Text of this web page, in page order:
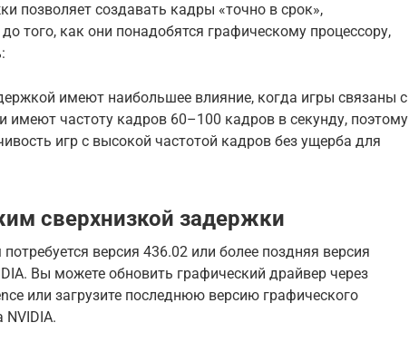
позволяет создавать кадры «точно в срок»,
того, как они понадобятся графическому процессору,
имеют наибольшее влияние, когда игры связаны с
имеют частоту кадров 60–100 кадров в секунду, поэтому
игр с высокой частотой кадров без ущерба для
сверхнизкой задержки
версия 436.02 или более поздняя версия
Вы можете обновить графический драйвер через
или загрузите последнюю версию графического
NVIDIA.